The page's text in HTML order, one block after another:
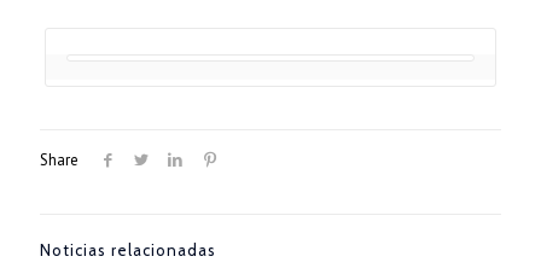
Share
Noticias relacionadas